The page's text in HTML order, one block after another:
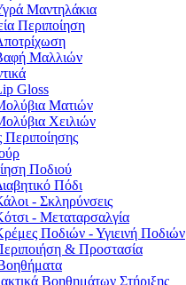
Μαντηλάκια
Περιποίηση
Μαλλιών
Gloss
Ματιών
Χειλιών
Ποδιού
Πόδι
- Σκληρύνσεις
- Μεταταρσαλγία
Ποδιών - Υγιεινή Ποδιών
& Προστασία
Βοηθημάτων Στήριξης